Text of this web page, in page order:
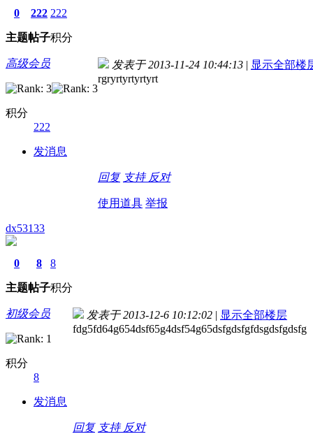
0
主题
222
帖子
222
积分
高级会员
积分
222
发消息
发表于 2013-11-24 10:44:13 | 显示全部楼
rgryrtyrtyrtyrt
回复 支持 反对
使用道具 举报
dx53133
0
主题
8
帖子
8
积分
初级会员
积分
8
发消息
发表于 2013-12-6 10:12:02 | 显示全部楼层
fdg5fd64g654dsf65g4dsf54g65dsfgdsfgfdsgdsfgdsfg
回复 支持 反对